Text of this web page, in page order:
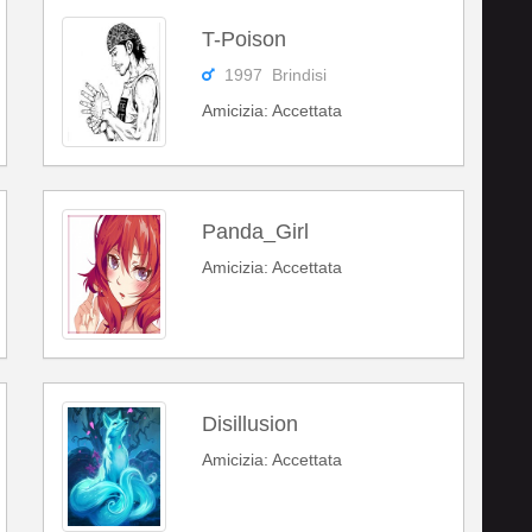
T-Poison
1997 Brindisi
Amicizia: Accettata
Panda_Girl
Amicizia: Accettata
Disillusion
Amicizia: Accettata